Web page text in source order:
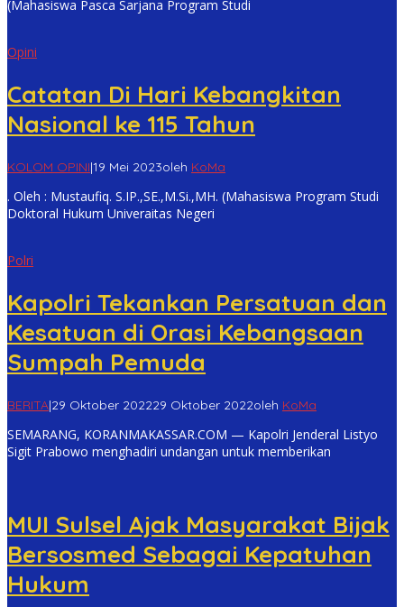
(Mahasiswa Pasca Sarjana Program Studi
Opini
Catatan Di Hari Kebangkitan
Nasional ke 115 Tahun
KOLOM OPINI|19 Mei 2023oleh KoMa
. Oleh : Mustaufiq. S.IP.,SE.,M.Si.,MH. (Mahasiswa Program Studi
Doktoral Hukum Univeraitas Negeri
Polri
Kapolri Tekankan Persatuan dan
Kesatuan di Orasi Kebangsaan
Sumpah Pemuda
BERITA|29 Oktober 202229 Oktober 2022oleh KoMa
SEMARANG, KORANMAKASSAR.COM — Kapolri Jenderal Listyo
Sigit Prabowo menghadiri undangan untuk memberikan
MUI Sulsel Ajak Masyarakat Bijak
Bersosmed Sebagai Kepatuhan
Hukum